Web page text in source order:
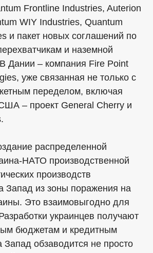
Frontline Industries, Auterion
WIY Industries, Quantum
и пакет новых соглашений по
и наземной
Дании – компания Fire Point
уже связанная не только с
переделом, включая
– проект General Cherry и
распределенной
НАТО производственной
производств
Запад из зоны поражения на
Это взаимовыгодно для
украинцев получают
бюджетам и кредитным
Запад обзаводится не просто